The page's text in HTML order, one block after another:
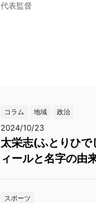
代表監督
コラム 地域 政治
2024/10/23
太栄志(ふとりひで
ィールと名字の由
スポーツ